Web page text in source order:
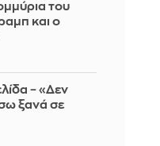
του
και ο
– «Δεν
ξανά σε